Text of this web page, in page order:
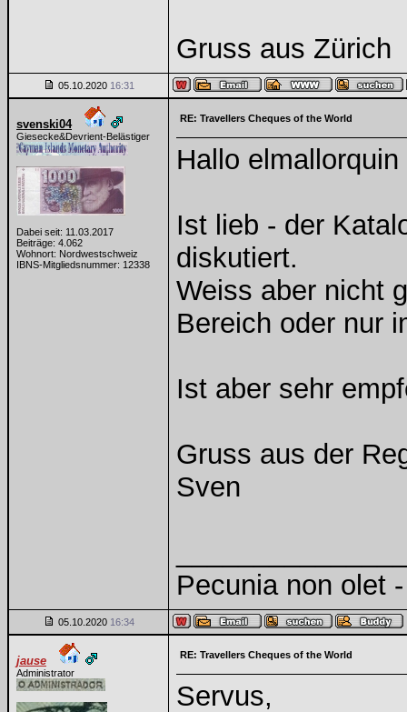
Gruss aus Zürich
05.10.2020 16:31
svenski04
Giesecke&Devrient-Belästiger
Dabei seit: 11.03.2017
Beiträge: 4.062
Wohnort: Nordwestschweiz
IBNS-Mitgliedsnummer: 12338
RE: Travellers Cheques of the World
Hallo elmallorquin
Ist lieb - der
diskutiert.
Weiss aber nicht
Bereich oder nur
Ist aber sehr
Gruss aus der
Sven
Pecunia non olet
05.10.2020 16:34
jause
Administrator
RE: Travellers Cheques of the World
Servus,